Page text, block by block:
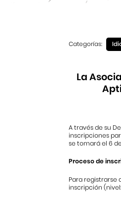
Categorías:
La
A través de su
inscripciones
se tomará el 6
Proceso de
Para registrarse
inscripción